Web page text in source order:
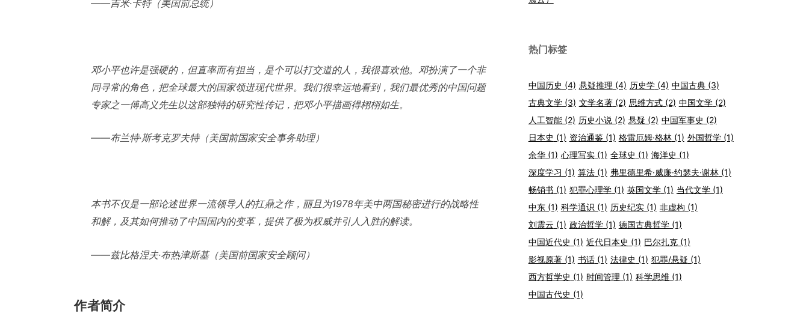
——吉米·卡特（美国前总统）
邓小平也许是强硬的，但直率而有担当，是个可以打交道的人，我很喜欢他。邓扮演了一个非
同寻常的角色，把全球最大的国家领迸现代世界。我们很幸运地看到，我们最优秀的中国问题
专家之一傅高义先生以这部独特的研究性传记，把邓小平描画得栩栩如生。
——布兰特·斯考克罗夫特（美国前国家安全事务助理）
本书不仅是一部论述世界一流领导人的扛鼎之作，丽且为1978年美中两国秘密进行的战略性
和解，及其如何推动了中国国内的变革，提供了极为权威并引人入胜的解读。
——兹比格涅夫·布热津斯基（美国前国家安全顾问）
作者简介
热门标签
中国历史 (4) 悬疑推理 (4) 历史学(4) 中国古典(3)
古典文学(3) 文学名著(2) 思维方式(2) 中国文学(2)
人工智能(2) 历史小说(2) 悬疑 (2) 中国军事史 (2)
日本史 (1) 资治通鉴(1) 格雷厄姆·格林(1) 外国哲学(1)
余华(1) 心理写实(1) 全球史 (1) 海洋史 (1)
深度学习 (1) 算法(1) 弗里德里希·威廉·约瑟夫·谢林(1)
畅销书 (1) 犯罪心理学(1) 英国文学(1) 当代文学(1)
中东(1) 科学通识 (1) 历史纪实(1) 非虚构 (1)
刘震云 (1) 政治哲学(1) 德国古典哲学(1)
中国近代史 (1) 近代日本史 (1) 巴尔扎克(1)
影视原著(1) 书话(1) 法律史 (1) 犯罪/悬疑 (1)
西方哲学史 (1) 时间管理 (1) 科学思维(1)
中国古代史 (1)